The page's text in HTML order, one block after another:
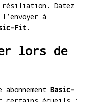
résiliation. Datez
à
Fit.
lors de
Basic-
certains écueils :